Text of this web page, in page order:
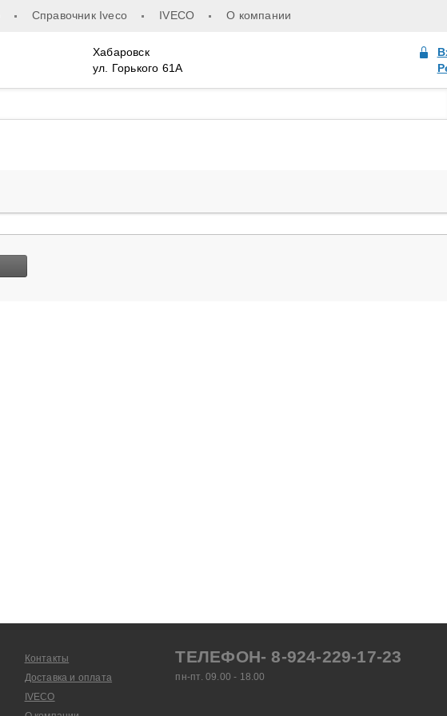
Справочник Iveco IVECO О компании
Хабаровск
ул. Горького 61А
Контакты
Доставка и оплата
IVECO
ТЕЛЕФОН- 8-924-229-17-23
пн-пт. 09.00 - 18.00